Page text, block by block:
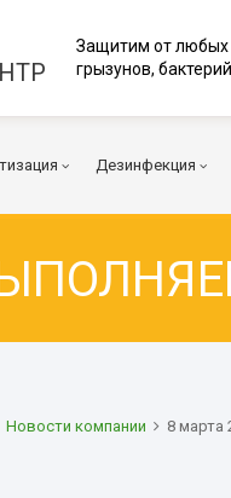
Защитим от любых
грызунов,
Дезинфекция
Коронавирус
Новости компании 8 марта